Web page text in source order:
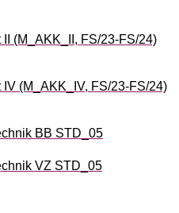
(M_AKK_II, FS/23-FS/24)
(M_AKK_IV, FS/23-FS/24)
BB STD_05
VZ STD_05